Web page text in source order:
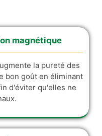
magnétique
la pureté des
bon goût en éliminant
d'éviter qu'elles ne